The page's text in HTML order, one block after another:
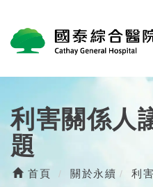
利害關係人
題
首頁 關於永續 利